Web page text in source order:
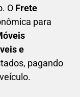
O Frete
para
e
pagando